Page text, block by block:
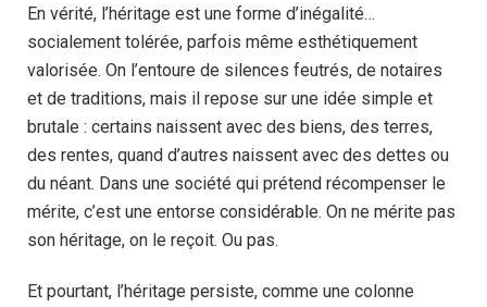
En vérité, l’héritage est une forme d’inégalité…
socialement tolérée, parfois même esthétiquement
valorisée. On l’entoure de silences feutrés, de notaires
et de traditions, mais il repose sur une idée simple et
brutale : certains naissent avec des biens, des terres,
des rentes, quand d’autres naissent avec des dettes ou
du néant. Dans une société qui prétend récompenser le
mérite, c’est une entorse considérable. On ne mérite pas
son héritage, on le reçoit. Ou pas.
Et pourtant, l’héritage persiste, comme une colonne